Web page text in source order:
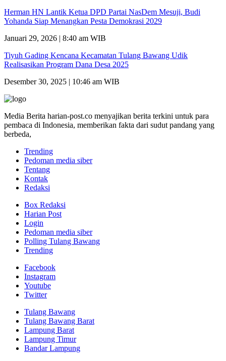
Herman HN Lantik Ketua DPD Partai NasDem Mesuji, Budi
Yohanda Siap Menangkan Pesta Demokrasi 2029
Januari 29, 2026 | 8:40 am WIB
Tiyuh Gading Kencana Kecamatan Tulang Bawang Udik
Realisasikan Program Dana Desa 2025
Desember 30, 2025 | 10:46 am WIB
Media Berita harian-post.co menyajikan berita terkini untuk para
pembaca di Indonesia, memberikan fakta dari sudut pandang yang
berbeda,
Trending
Pedoman media siber
Tentang
Kontak
Redaksi
Box Redaksi
Harian Post
Login
Pedoman media siber
Polling Tulang Bawang
Trending
Facebook
Instagram
Youtube
Twitter
Tulang Bawang
Tulang Bawang Barat
Lampung Barat
Lampung Timur
Bandar Lampung